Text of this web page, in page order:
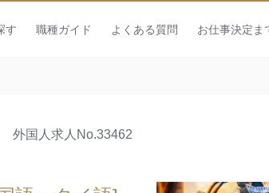
す 職種ガイド よくある質問 お仕事決定ま
外国人求人 No.33462